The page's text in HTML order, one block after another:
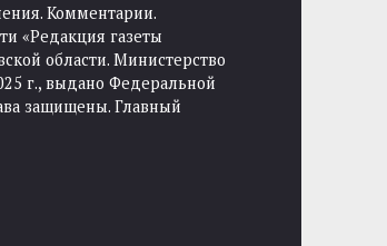
Комментарии.
«Редакция газеты
области. Министерство
г., выдано Федеральной
защищены. Главный